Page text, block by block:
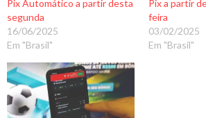
Pix Automático a partir desta
segunda
16/06/2025
Em "Brasil"
Pix a partir
feira
03/02/2025
Em "Brasil"